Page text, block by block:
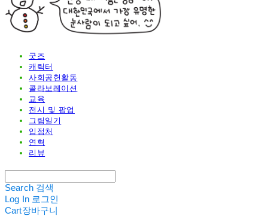
굿즈
캐릭터
사회공헌활동
콜라보레이션
교육
전시 및 팝업
그림일기
입점처
연혁
리뷰
Search 검색
Log In 로그인
Cart장바구니